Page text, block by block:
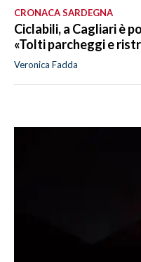
CRONACA SARDEGNA
Ciclabili, a Cagliari è
«Tolti parcheggi e
Veronica Fadda